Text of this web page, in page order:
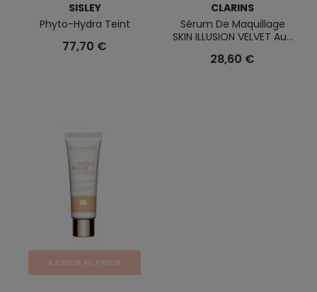
SISLEY
Phyto-Hydra Teint
77,70 €
CLARINS
Sérum De Maquillage
SKIN ILLUSION VELVET Au...
28,60 €
AJOUTER AU PANIER